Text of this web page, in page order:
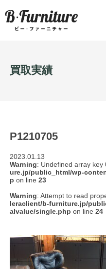
買取実績
P1210705
2023.01.13
Warning: Undefined array key
ure.jp/public_html/wp-
p on line 23
Warning: Attempt to read
leraclient/b-furniture.jp/
alvalue/single.php on line 24